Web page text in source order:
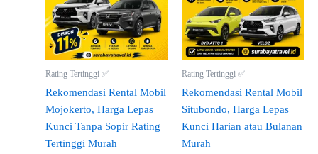
Rating Tertinggi ✅
Rekomendasi Rental Mobil
Mojokerto, Harga Lepas
Kunci Tanpa Sopir Rating
Tertinggi Murah
Rating Tertinggi ✅
Rekomendasi Rental Mobil
Situbondo, Harga Lepas
Kunci Harian atau Bulanan
Murah